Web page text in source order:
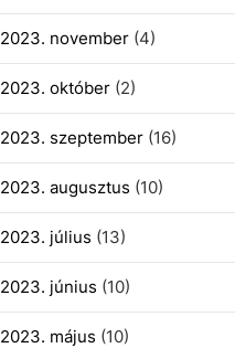
2023. november(4)
2023. október(2)
2023. szeptember(16)
2023. augusztus (10)
2023. július (13)
2023. június (10)
2023. május (10)